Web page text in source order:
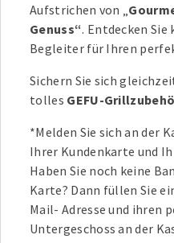
Aufstrichen von „
Genuss“. Entdecken
Begleiter für Ihren
Sichern Sie sich
tolles GEFU-
*Melden Sie sich an der
Ihrer Kundenkarte und
Haben Sie noch keine
Karte? Dann füllen Sie
Mail- Adresse und ihren
Untergeschoss an der